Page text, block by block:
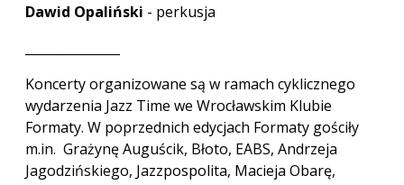
Dawid Opaliński - perkusja
Koncerty organizowane są w ramach cyklicznego
wydarzenia Jazz Time we Wrocławskim Klubie
Formaty. W poprzednich edycjach Formaty gościły
m.in. Grażynę Auguścik, Błoto, EABS, Andrzeja
Jagodzińskiego, Jazzpospolita, Macieja Obarę,